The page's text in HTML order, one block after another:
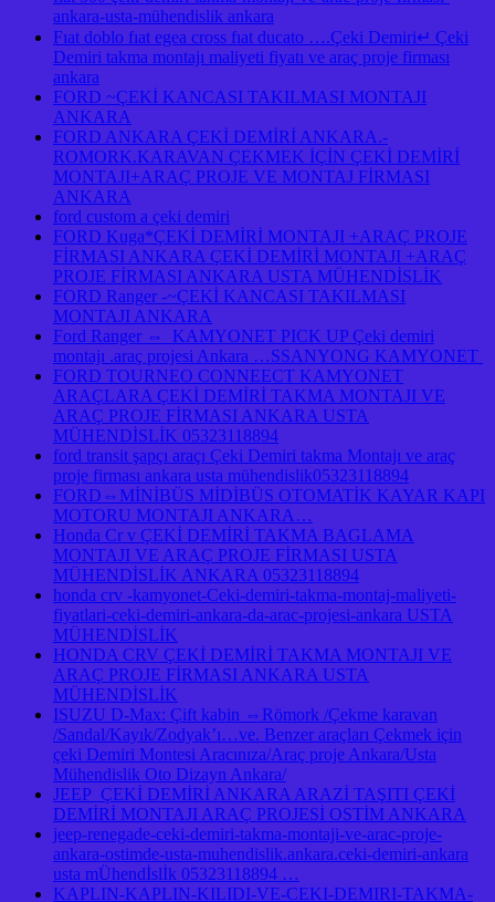
ankara-usta-mühendislik ankara
Fıat doblo fıat egea cross fıat ducato ….Çeki Demiri↵ Çeki
Demiri takma montajı maliyeti fiyatı ve araç proje firması
ankara
FORD ~ÇEKİ KANCASI TAKILMASI MONTAJI
ANKARA
FORD ANKARA ÇEKİ DEMİRİ ANKARA.-
ROMORK.KARAVAN ÇEKMEK İÇİN ÇEKİ DEMİRİ
MONTAJI+ARAÇ PROJE VE MONTAJ FİRMASI
ANKARA
ford custom a çeki demiri
FORD Kuga*ÇEKİ DEMİRİ MONTAJI +ARAÇ PROJE
FİRMASI ANKARA ÇEKİ DEMİRİ MONTAJI +ARAÇ
PROJE FİRMASI ANKARA USTA MÜHENDİSLİK
FORD Ranger -~ÇEKİ KANCASI TAKILMASI
MONTAJI ANKARA
Ford Ranger ⇔ KAMYONET PICK UP Çeki demiri
montajı .araç projesi Ankara …SSANYONG KAMYONET
FORD TOURNEO CONNEECT KAMYONET
ARAÇLARA ÇEKİ DEMİRİ TAKMA MONTAJI VE
ARAÇ PROJE FİRMASI ANKARA USTA
MÜHENDİSLİK 05323118894
ford transit şapçı araçı Çeki Demiri takma Montajı ve araç
proje firması ankara usta mühendislik05323118894
FORD⇔MİNİBÜS MİDİBÜS OTOMATİK KAYAR KAPI
MOTORU MONTAJI ANKARA…
Honda Cr v ÇEKİ DEMİRİ TAKMA BAGLAMA
MONTAJI VE ARAÇ PROJE FİRMASI USTA
MÜHENDİSLİK ANKARA 05323118894
honda crv -kamyonet-Ceki-demiri-takma-montaj-maliyeti-
fiyatlari-ceki-demiri-ankara-da-arac-projesi-ankara USTA
MÜHENDİSLİK
HONDA CRV ÇEKİ DEMİRİ TAKMA MONTAJI VE
ARAÇ PROJE FİRMASI ANKARA USTA
MÜHENDİSLİK
ISUZU D-Max: Çift kabin ⇔Römork /Çekme karavan
/Sandal/Kayık/Zodyak’ı…ve. Benzer araçları Çekmek için
çeki Demiri Montesi Aracınıza/Araç proje Ankara/Usta
Mühendislik Oto Dizayn Ankara/
JEEP ÇEKİ DEMİRİ ANKARA ARAZİ TAŞITI ÇEKİ
DEMİRİ MONTAJI ARAÇ PROJESİ OSTİM ANKARA
jeep-renegade-ceki-demiri-takma-montaji-ve-arac-proje-
ankara-ostimde-usta-muhendislik.ankara.ceki-demiri-ankara
usta mÜhendİslİk 05323118894 …
KAPLIN-KAPLIN-KILIDI-VE-CEKI-DEMIRI-TAKMA-